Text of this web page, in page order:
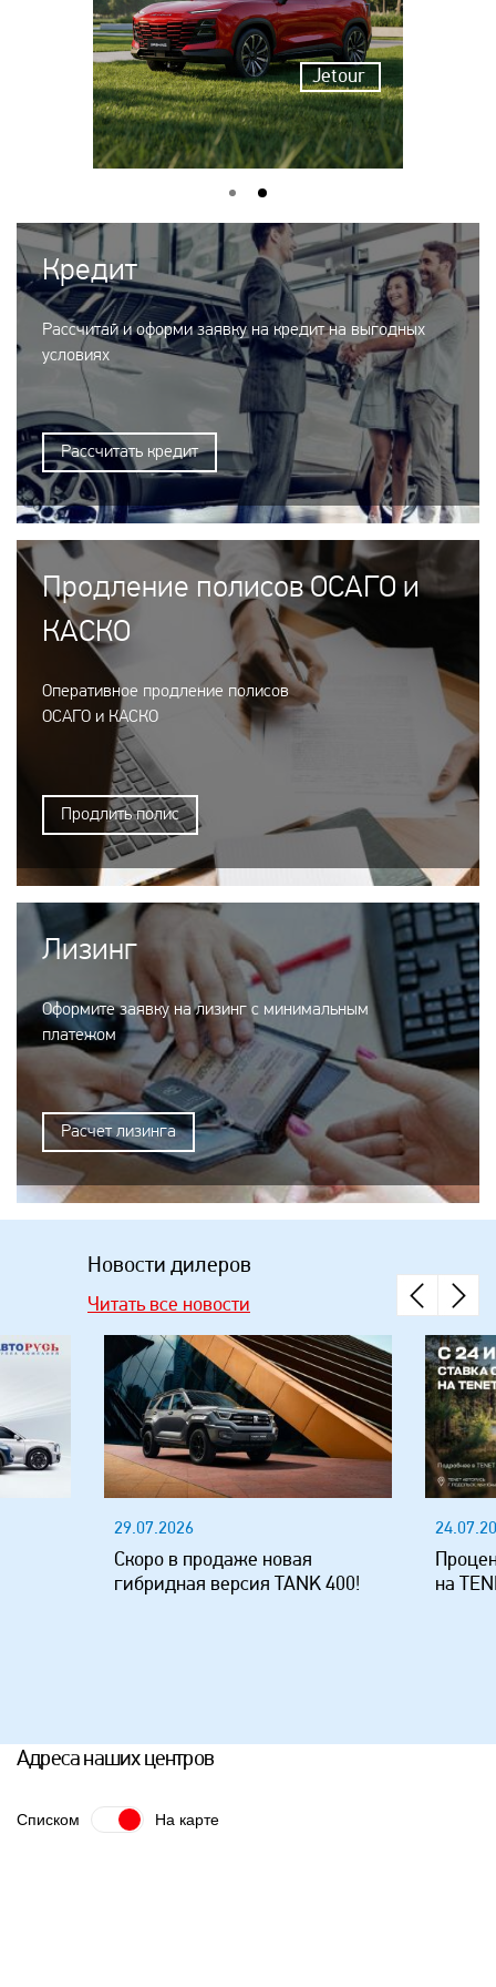
Jetour
Кредит
Рассчитай и оформи заявку на кредит на выгодных
условиях
Рассчитать кредит
Продление полисов ОСАГО и
КАСКО
Оперативное продление полисов
ОСАГО и КАСКО
Продлить полис
Лизинг
Оформите заявку на лизинг с минимальным
платежом
Расчет лизинга
Новости дилеров
Читать все новости
24.07.2026
Процентная ставка стала ниже
на TENET T4L
Уже у
Адреса наших центров
Списком На карте